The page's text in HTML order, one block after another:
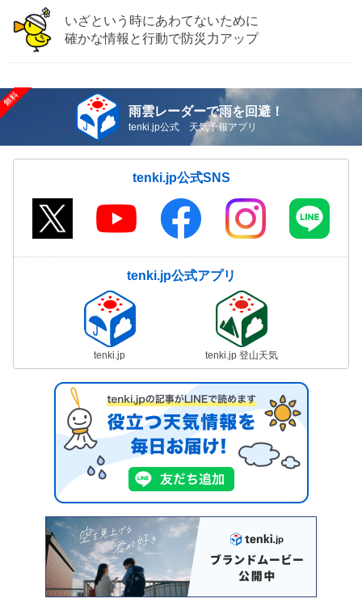
いざという時にあわてないために
確かな情報と行動で防災力アップ
雨雲レーダーで雨を回避！
tenki.jp公式 天気予報アプリ
tenki.jp公式SNS
tenki.jp公式アプリ
tenki.jp tenki.jp 登山天気